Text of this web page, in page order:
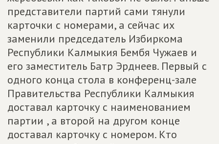
представители партий сами тянули
карточки с номерами, а сейчас их
заменили председатель Избиркома
Республики Калмыкия Бембя Чужаев и
его заместитель Батр Эрднеев. Первый с
одного конца стола в конференц-зале
Правительства Республики Калмыкия
доставал карточку с наименованием
партии , а второй на другом конце
доставал карточку с номером. Кто